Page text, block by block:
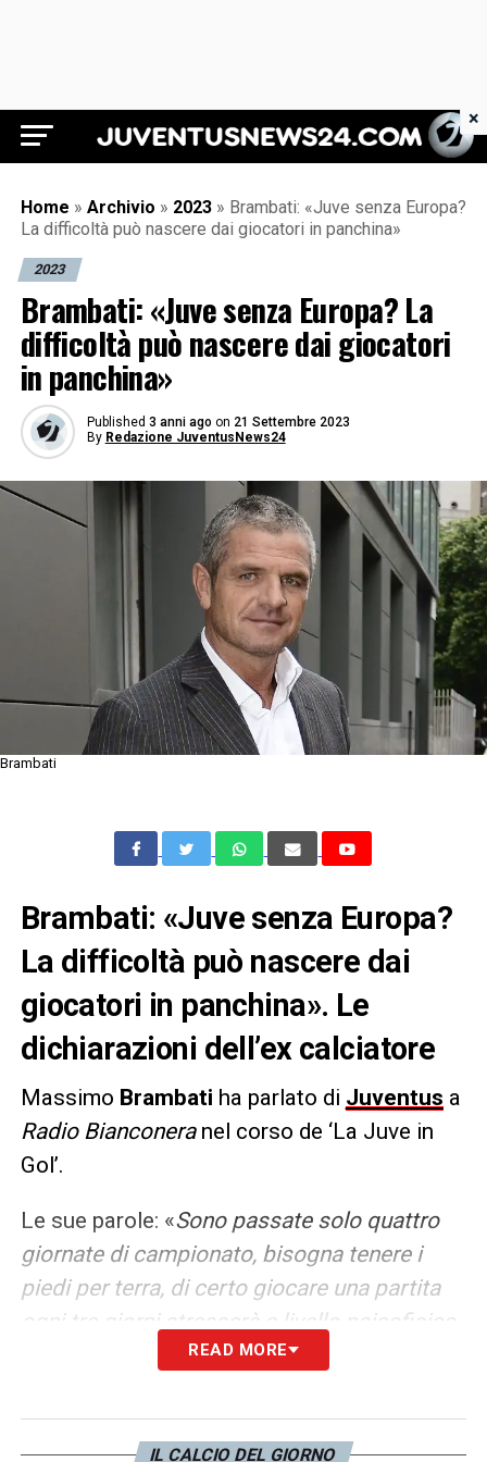
Juventus News 24
Home » Archivio » 2023 » Brambati: «Juve senza Europa?
La difficoltà può nascere dai giocatori in panchina»
2023
Brambati: «Juve senza Europa? La
difficoltà può nascere dai giocatori
in panchina»
Published 3 anni ago on 21 Settembre 2023
By Redazione JuventusNews24
Brambati
Brambati: «Juve senza Europa?
La difficoltà può nascere dai
giocatori in panchina». Le
dichiarazioni dell’ex calciatore
Massimo Brambati ha parlato di Juventus a
Radio Bianconeranel corso de ‘La Juve in
Gol’.
Le sue parole: «Sono passate solo quattro
giornate di campionato, bisogna tenere i
piedi per terra, di certo giocare una partita
ogni tre giorni stresserà a livello psicofisico
le squadre impegnate in Europa, e se la Juve
della domenica, l’assenza dalle coppe può
essere vista come un vantaggio. La difficoltà
READ MORE
IL CALCIO DEL GIORNO
×